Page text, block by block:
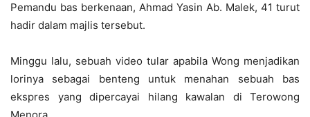
Pemandu bas berkenaan, Ahmad Yasin Ab. Malek, 41 turut
hadir dalam majlis tersebut.
Minggu lalu, sebuah video tular apabila Wong menjadikan
lorinya sebagai benteng untuk menahan sebuah bas
ekspres yang dipercayai hilang kawalan di Terowong